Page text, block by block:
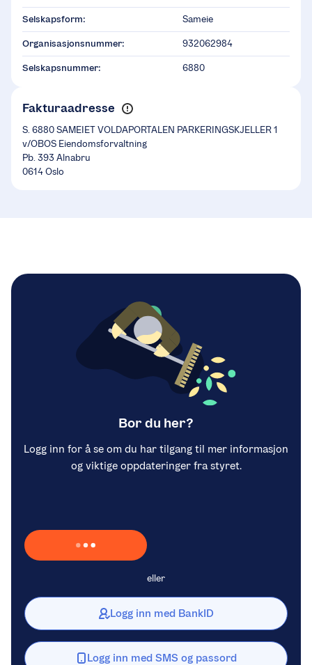
Selskapsform: Sameie
Organisasjonsnummer: 932062984
Selskapsnummer: 6880
Fakturaadresse
S. 6880 SAMEIET VOLDAPORTALEN PARKERINGSKJELLER 1
v/OBOS Eiendomsforvaltning
Pb. 393 Alnabru
0614 Oslo
Bor du her?
Logg inn for å se om du har tilgang til mer informasjon
og viktige oppdateringer fra styret.
Laster inn Vipps …
eller
Logg inn med BankID
Logg inn med SMS og passord